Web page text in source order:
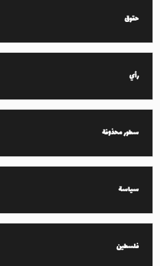
حقوق
رأي
سطور محذوفة
سياسة
فلسطين